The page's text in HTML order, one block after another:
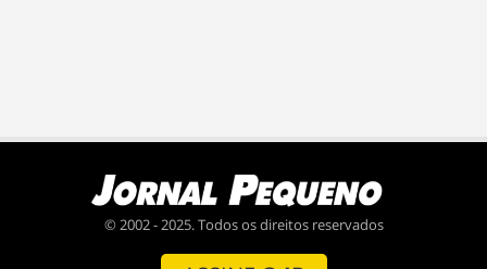
© 2002 - 2025. Todos os direitos reservados